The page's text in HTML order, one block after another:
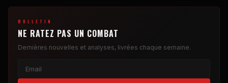
BULLETIN
NE RATEZ PAS UN COMBAT
Dernières nouvelles et analyses, livrées chaque semaine.